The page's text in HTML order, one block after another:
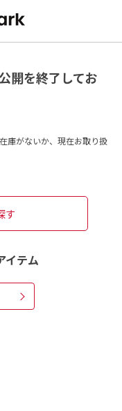
開を終了してお
庫がないか、現在お取り扱
す
イテム